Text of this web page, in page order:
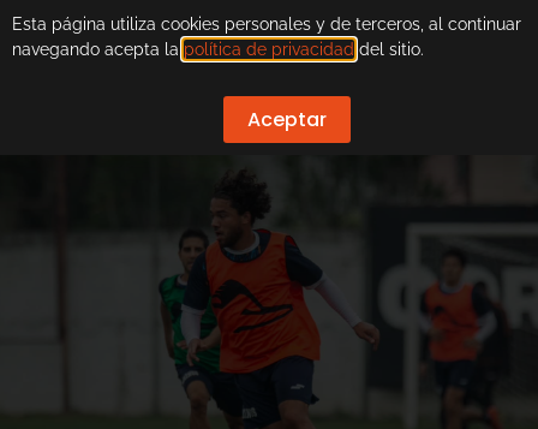
Esta página utiliza cookies personales y de terceros, al continuar
navegando acepta la política de privacidad del sitio.
Aceptar